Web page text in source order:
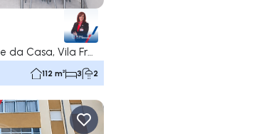
Póvoa de Santa Iria e Forte da Casa, Vila Franca de Xira
112 m² 3 2